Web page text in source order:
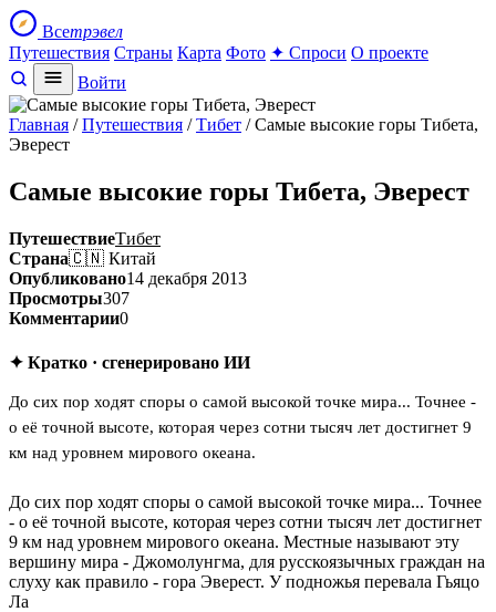
Всетрэвел
Путешествия Страны Карта Фото ✦ Спроси О проекте
Войти
Главная /Путешествия /Тибет / Самые высокие горы Тибета,
Эверест
Самые высокие горы Тибета, Эверест
ПутешествиеТибет
Страна🇨🇳 Китай
Опубликовано14 декабря 2013
Просмотры307
Комментарии0
✦ Кратко · сгенерировано ИИ
До сих пор ходят споры о самой высокой точке мира... Точнее -
о её точной высоте, которая через сотни тысяч лет достигнет 9
км над уровнем мирового океана.
До сих пор ходят споры о самой высокой точке мира... Точнее
- о её точной высоте, которая через сотни тысяч лет достигнет
9 км над уровнем мирового океана. Местные называют эту
вершину мира - Джомолунгма, для русскоязычных граждан на
слуху как правило - гора Эверест. У подножья перевала Гьяцо
Ла